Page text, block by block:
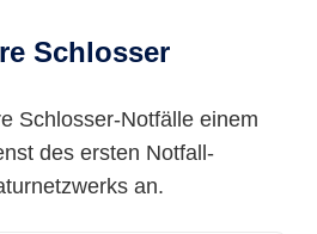
Schlosser
Schlosser-Notfälle einem
des ersten Notfall-
an.